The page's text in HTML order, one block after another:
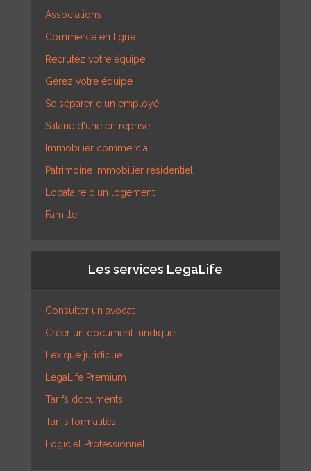
Associations
Commerce en ligne
Recrutez votre équipe
Gérez votre équipe
Se séparer d'un employé
Salarié d'une entreprise
Immobilier commercial
Patrimoine immobilier résidentiel
Locataire d'un logement
Famille
Les services LegaLife
Consulter un avocat
Créer un document juridique
Lexique juridique
LegaLife Premium
Tarifs documents
Tarifs formalités
Logiciel Professionnel